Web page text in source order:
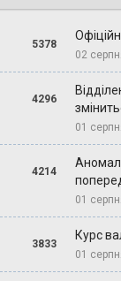
5378
02
4296
01
4214
01
3833
Курс
01